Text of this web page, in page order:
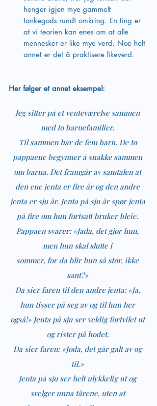
henger igjen mye gammelt
tankegods rundt omkring. En ting er
at vi teorien kan enes om at alle
mennesker er like mye verd. Noe helt
annet er det å praktisere likeverd.
Her følger et annet eksempel:
Jeg sitter på et venteværelse sammen
med to barnefamilier.
Til sammen har de fem barn. De to
pappaene begynner å snakke sammen
om barna. Det framgår av samtalen at
den ene jenta er fire år og den andre
jenta er sju år. Jenta på sju år spør jenta
på fire om hun fortsatt bruker bleie.
Pappaen svarer: «Jada, det gjør hun,
men hun skal slutte i
sommer, for da blir hun så stor, ikke
sant?»
Da sier faren til den andre jenta: «Ja,
hun tisser på seg av og til hun her
også!» Jenta på sju ser veldig fortvilet ut
og rister på hodet.
Da sier faren: «Joda, det går galt av og
til.»
Jenta på sju ser helt ulykkelig ut og
svelger unna tårene, uten at